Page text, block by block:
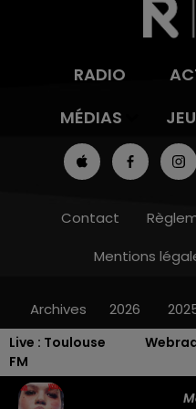
Live : Toulouse
FM
RADIO
MÉDIAS
Contact
Mentions
Archives 2026